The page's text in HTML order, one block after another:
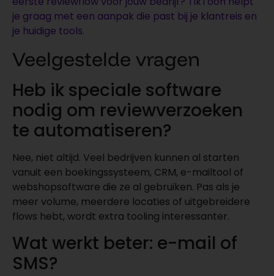
je graag met een aanpak die past bij je klantreis en
je huidige tools.
Veelgestelde vragen
Heb ik speciale software
nodig om reviewverzoeken
te automatiseren?
Nee, niet altijd. Veel bedrijven kunnen al starten
vanuit een boekingssysteem, CRM, e-mailtool of
webshopsoftware die ze al gebruiken. Pas als je
meer volume, meerdere locaties of uitgebreidere
flows hebt, wordt extra tooling interessanter.
Wat werkt beter: e-mail of
SMS?